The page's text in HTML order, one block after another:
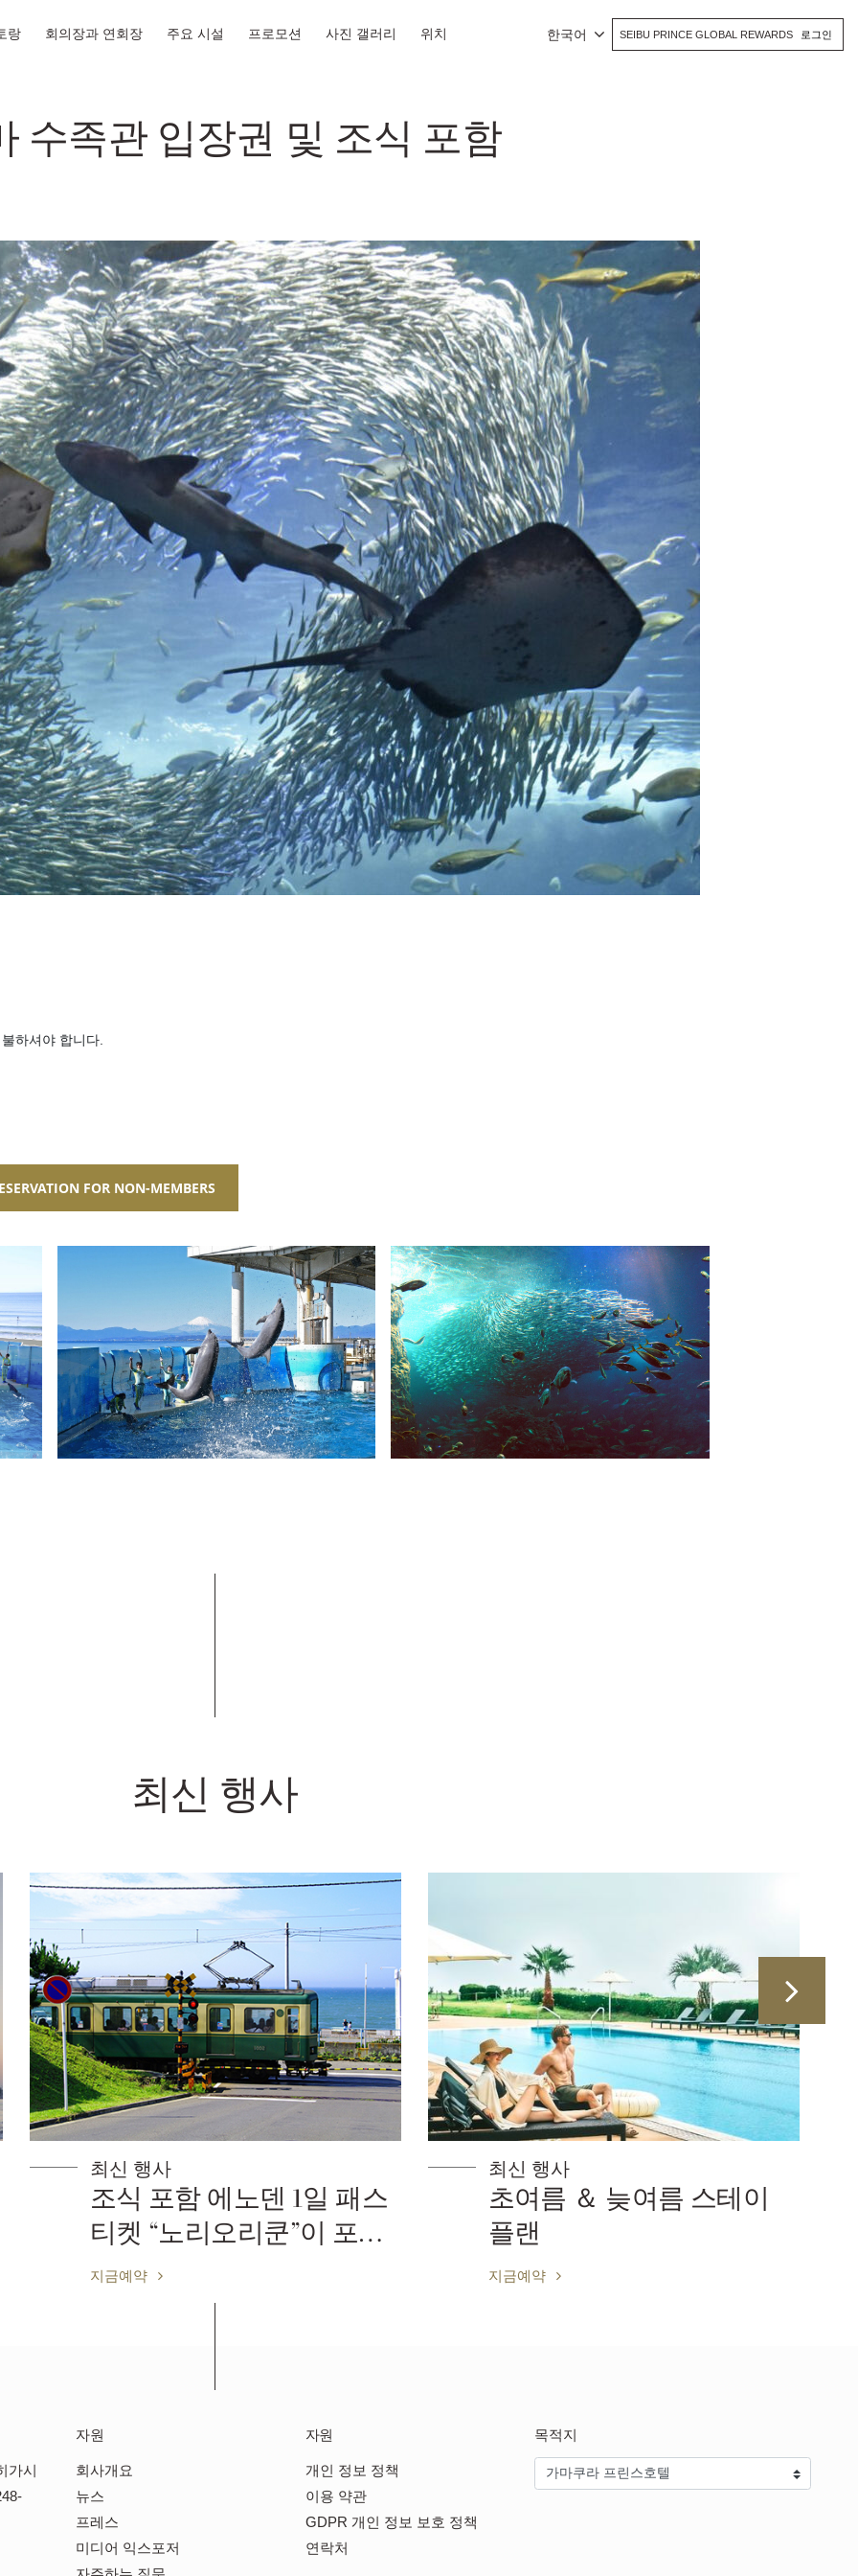
랑 회의장과 연회장 주요 시설 프로모션 사진 갤러리 위치 한국어 SEIBU PRINCE GLOBAL REWARDS 로그인
수족관 입장권 및 조식 포함
하셔야 합니다.
FOR NON-MEMBERS
최신 행사
최신 행사
조식 포함 에노덴 1일 패스
티켓 “노리오리쿤”이 포함
된 숙박 패키지
지금예약
최신 행사
초여름 ＆ 늦여름 스테이
플랜
지금예약
가시
자원
회사개요
뉴스
프레스
미디어 익스포저
자원
개인 정보 정책
이용 약관
GDPR 개인 정보 보호 정책
연락처
목적지